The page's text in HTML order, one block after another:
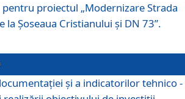
proiectul „Modernizare Strada
la Șoseaua Cristianului și DN 73”.
și a indicatorilor tehnico -